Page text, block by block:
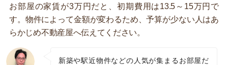
お部屋の家賃が3万円だと、初期費用は13.5～15万円で
す。物件によって金額が変わるため、予算が少ない人はあ
らかじめ不動産屋へ伝えてください。
新築や駅近物件などの人気が集まるお部屋だ